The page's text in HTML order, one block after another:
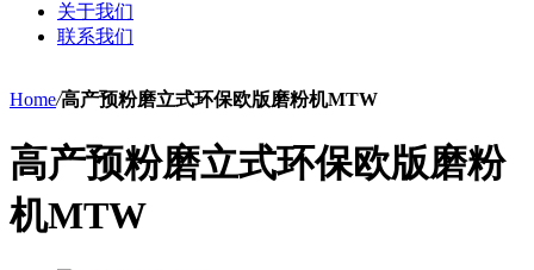
关于我们
联系我们
Home/高产预粉磨立式环保欧版磨粉机MTW
高产预粉磨立式环保欧版磨粉
机MTW